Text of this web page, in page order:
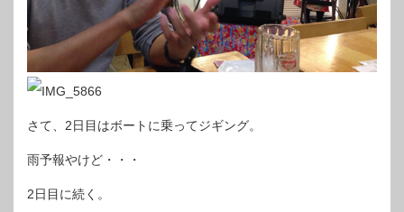
さて、2日目はボートに乗ってジギング。
雨予報やけど・・・
2日目に続く。